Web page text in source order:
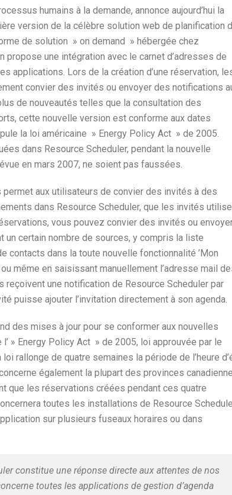
humains à la demande, annonce aujourd’hui la
version de la célèbre solution web de planification
de solution » on demand » hébergée chez
une intégration avec le carnet d’adresses de
applications. Lors de la création d’une réservation,
convier des invités ou envoyer des notifications
de nouveautés telles que la consultation des
cette nouvelle version est conforme aux dates
la loi américaine » Energy Policy Act » de 2005.
dans Resource Scheduler, pendant la nouvelle
en mars 2007, ne soient pas faussées.
aux utilisateurs de convier des invités à des
dans Resource Scheduler, que les invités
vous pouvez convier des invités ou
certain nombre de sources, y compris la liste
contacts dans la toute nouvelle fonctionnalité ’Mon
même en saisissant manuellement l’adresse mail
reçoivent une notification de Resource Scheduler par
puisse ajouter l’invitation directement à son agenda.
des mises à jour pour se conformer aux nouvelles
» Energy Policy Act » de 2005, loi approuvée par le
rallonge de quatre semaines la période de l’heure
également la plupart des provinces
que les réservations créées pendant ces quatre
toutes les installations de Resource
sur plusieurs fuseaux horaires ou dans
constitue une réponse directe aux attentes de nos
toutes les applications de gestion d’agenda